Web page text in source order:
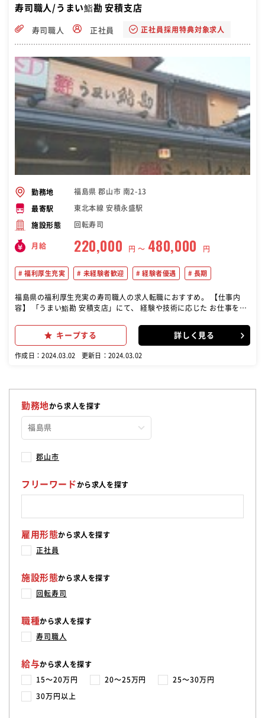
寿司職人/うまい鮨勘 安積支店
寿司職人 正社員 正社員採用特典対象求人
勤務地 福島県 郡山市 南2-13
最寄駅 東北本線 安積永盛駅
施設形態 回転寿司
月給 220,000 円 〜 480,000 円
福利厚生充実 未経験者歓迎 経験者優遇 長期
福島県の福利厚生充実の寿司職人の求人転職におすすめ。 【仕事内
容】 「うまい鮨勘 安積支店」にて、 経験や技術に応じた お仕事をお
一品料理など 調理全般業務 未経験の方 魚の仕込みや軍艦・巻物など
簡単なお料理や仕込みから 少しずつ覚えていただきます。 経験のある
方は、 即戦力としてご活躍いただけますので 思う存分にスキルを発揮
キープする 詳しく見る
作成日：2024.03.02 更新日：2024.03.02
勤務地から求人を探す
郡山市
フリーワードから求人を探す
雇用形態から求人を探す
正社員
施設形態から求人を探す
回転寿司
職種から求人を探す
寿司職人
給与から求人を探す
15〜20万円 20〜25万円 25〜30万円
30万円以上